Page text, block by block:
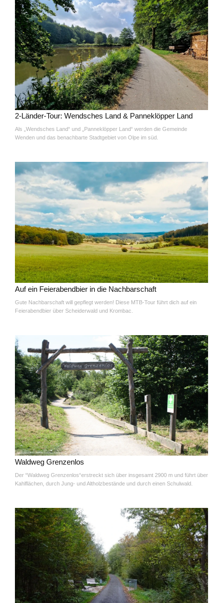
2-Länder-Tour: Wendsches Land & Panneklöpper Land
Als „Wendsches Land“ und „Panneklöpper Land“ werden die Gemeinde
Wenden und das benachbarte Stadtgebiet von Olpe im süd.
Auf ein Feierabendbier in die Nachbarschaft
Gute Nachbarschaft will gepflegt werden! Diese MTB-Tour führt dich auf ein
Feierabendbier über Scheiderwald und Krombac.
Waldweg Grenzenlos
Der “Waldweg Grenzenlos“erstreckt sich über insgesamt 2900 m und führt über
Kahlflächen, durch Jung- und Altholzbestände und durch einen Schulwald.